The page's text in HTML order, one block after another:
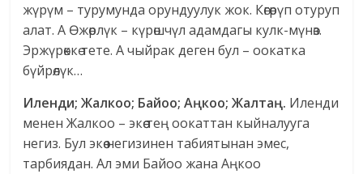
жүрүм – турумунда орундуулук жок. Көгөрүп отуруп
алат. А Өжөрлүк – күрөшчүл адамдагы кулк-мүнөз.
Эржүрөккө тете. А чыйрак деген бул – оокатка
бүйрөлүк…
Иленди; Жалкоо; Байоо; Аңкоо; Жалтаң. Иленди
менен Жалкоо – экөө тең оокаттан кыйналууга
негиз. Бул экөө негизинен табиятынан эмес,
тарбиядан. Ал эми Байоо жана Аңкоо